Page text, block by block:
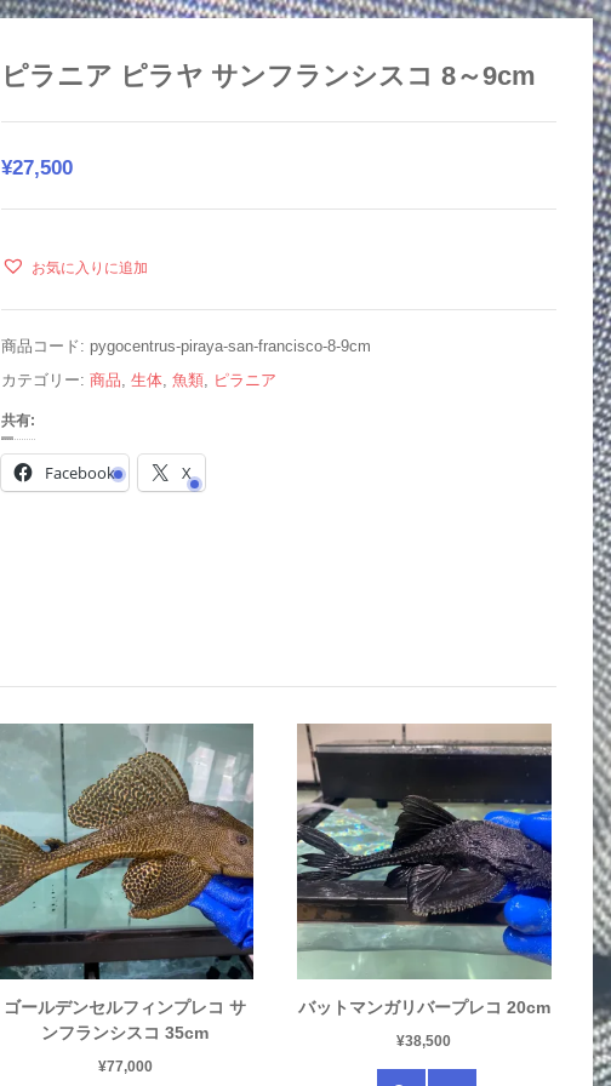
ピラニア ピラヤ サンフランシスコ 8～9cm
¥27,500
お気に入りに追加
商品コード: pygocentrus-piraya-san-francisco-8-9cm
カテゴリー: 商品,生体,魚類, ピラニア
共有:
Facebook X
ゴールデンセルフィンプレコ サ
ンフランシスコ 35cm
¥77,000
バットマンガリバープレコ 20cm
¥38,500